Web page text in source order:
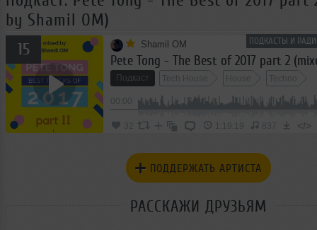
by Shamil OM)
ПОДКАСТЫ И
15 Shamil ОМ
Подкаст Tech House House Techno
32 1:19:19 837 </>
ПОДДЕРЖАТЬ АРТИСТА
РАССКАЖИ ДРУЗЬЯМ